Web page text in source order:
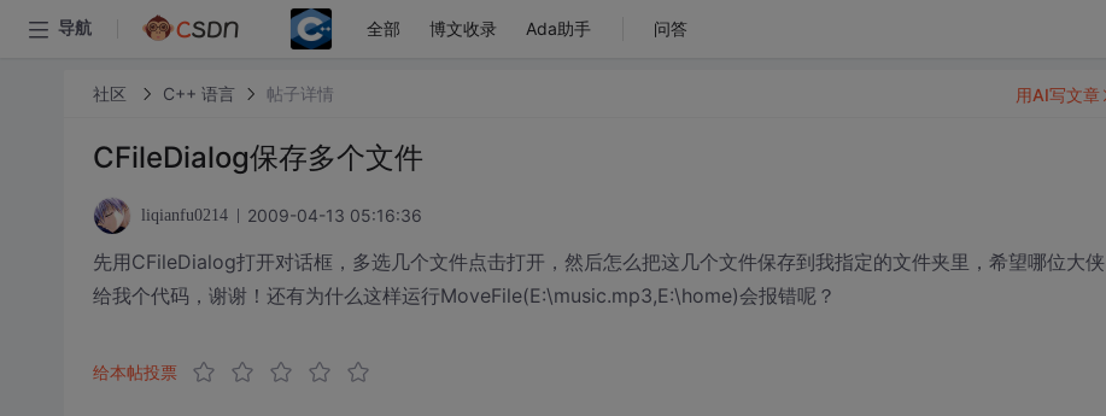
导航 全部 博文收录 Ada助手 问答
社区 C++ 语言 帖子详情
CFileDialog保存多个文件
liqianfu0214 2009-04-13 05:16:36
先用CFileDialog打开对话框，多选几个文件点击打开，然后怎么把这几个文件保存到我指定的文件夹里，希望哪位大侠
给我个代码，谢谢！还有为什么这样运行MoveFile(E:\music.mp3,E:\home)会报错呢？
给本帖投票
用AI写文章